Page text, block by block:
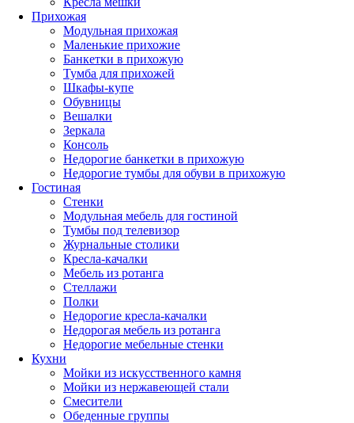
Прихожая
Модульная прихожая
Маленькие прихожие
Банкетки в прихожую
Тумба для прихожей
Шкафы-купе
Обувницы
Вешалки
Зеркала
Консоль
Недорогие банкетки в прихожую
Недорогие тумбы для обуви в прихожую
Гостиная
Стенки
Модульная мебель для гостиной
Тумбы под телевизор
Журнальные столики
Кресла-качалки
Мебель из ротанга
Стеллажи
Полки
Недорогие кресла-качалки
Недорогая мебель из ротанга
Недорогие мебельные стенки
Кухни
Мойки из искусственного камня
Мойки из нержавеющей стали
Смесители
Обеденные группы